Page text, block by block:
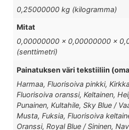
0,25000000 kg (kilogramma)
Mitat
0,00000000 × 0,00000000 ×
(senttimetri)
Painatuksen väri tekstiiliin
Harmaa, Fluorisoiva pinkki,
Fluorisoiva oranssi, Keltainen,
Punainen, Kultahile, Sky Blue /
Musta, Fuksia, Fluorisoiva
Oranssi, Royal Blue / Sininen,